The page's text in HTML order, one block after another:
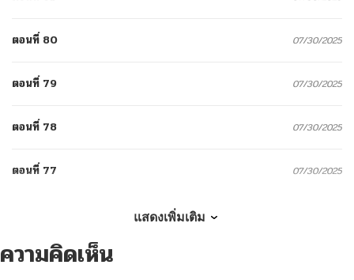
ตอนที่ 80 07/30/2025
ตอนที่ 79 07/30/2025
ตอนที่ 78 07/30/2025
ตอนที่ 77 07/30/2025
ตอนที่ 75
แสดงเพิ่มเติม
ความคิดเห็น